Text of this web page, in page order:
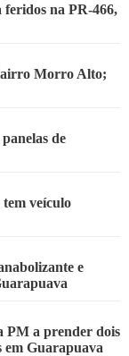
feridos na PR-466,
Morro Alto;
de
veículo
e
PM a prender dois
em Guarapuava